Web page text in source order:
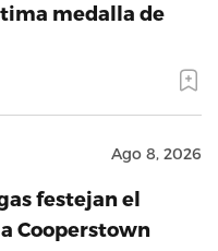
medalla de
Ago 8, 2026
festejan el
Cooperstown